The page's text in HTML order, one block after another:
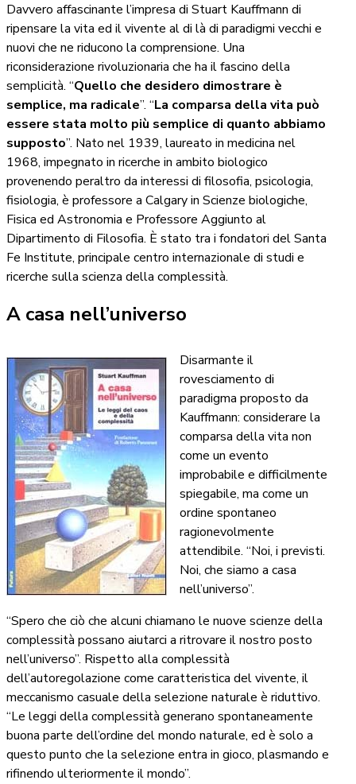
Davvero affascinante l’impresa di Stuart Kauffmann di
ripensare la vita ed il vivente al di là di paradigmi vecchi e
nuovi che ne riducono la comprensione. Una
riconsiderazione rivoluzionaria che ha il fascino della
semplicità. “Quello che desidero dimostrare è
semplice, ma radicale”. “La comparsa della vita può
essere stata molto più semplice di quanto abbiamo
supposto”. Nato nel 1939, laureato in medicina nel
1968, impegnato in ricerche in ambito biologico
provenendo peraltro da interessi di filosofia, psicologia,
fisiologia, è professore a Calgary in Scienze biologiche,
Fisica ed Astronomia e Professore Aggiunto al
Dipartimento di Filosofia. È stato tra i fondatori del Santa
Fe Institute, principale centro internazionale di studi e
ricerche sulla scienza della complessità.
A casa nell’universo
Disarmante il
rovesciamento di
paradigma proposto da
Kauffmann: considerare la
comparsa della vita non
come un evento
improbabile e difficilmente
spiegabile, ma come un
ordine spontaneo
ragionevolmente
attendibile. “Noi, i previsti.
Noi, che siamo a casa
nell’universo”.
“Spero che ciò che alcuni chiamano le nuove scienze della
complessità possano aiutarci a ritrovare il nostro posto
nell’universo”. Rispetto alla complessità
dell’autoregolazione come caratteristica del vivente, il
meccanismo casuale della selezione naturale è riduttivo.
“Le leggi della complessità generano spontaneamente
buona parte dell’ordine del mondo naturale, ed è solo a
questo punto che la selezione entra in gioco, plasmando e
rifinendo ulteriormente il mondo”.